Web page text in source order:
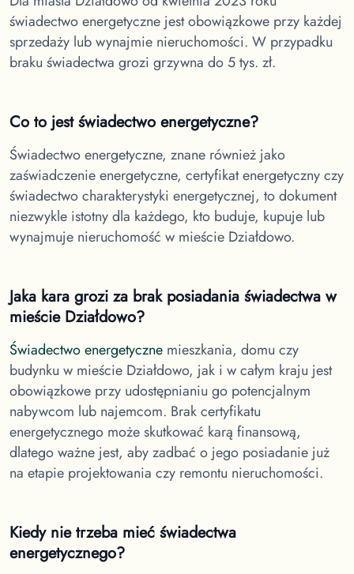
świadectwo energetyczne jest obowiązkowe przy każdej
sprzedaży lub wynajmie nieruchomości. W przypadku
braku świadectwa grozi grzywna do 5 tys. zł.
Co to jest świadectwo energetyczne?
Świadectwo energetyczne, znane również jako
zaświadczenie energetyczne, certyfikat energetyczny czy
świadectwo charakterystyki energetycznej, to dokument
niezwykle istotny dla każdego, kto buduje, kupuje lub
wynajmuje nieruchomość w mieście Działdowo.
Jaka kara grozi za brak posiadania świadectwa w
mieście Działdowo?
Świadectwo energetyczne mieszkania, domu czy
budynku w mieście Działdowo, jak i w całym kraju jest
obowiązkowe przy udostępnianiu go potencjalnym
nabywcom lub najemcom. Brak certyfikatu
energetycznego może skutkować karą finansową,
dlatego ważne jest, aby zadbać o jego posiadanie już
na etapie projektowania czy remontu nieruchomości.
Kiedy nie trzeba mieć świadectwa
energetycznego?